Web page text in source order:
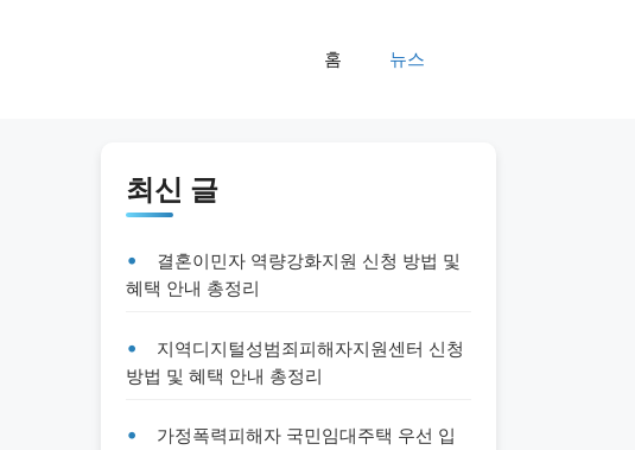
홈 뉴스
최신 글
결혼이민자 역량강화지원 신청 방법 및
혜택 안내 총정리
지역디지털성범죄피해자지원센터 신청
방법 및 혜택 안내 총정리
가정폭력피해자 국민임대주택 우선 입